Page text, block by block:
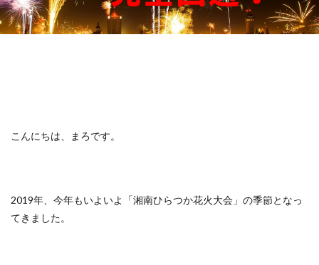
こんにちは、まろです。
2019年、今年もいよいよ「湘南ひらつか花火大会」の季節となっ
てきました。